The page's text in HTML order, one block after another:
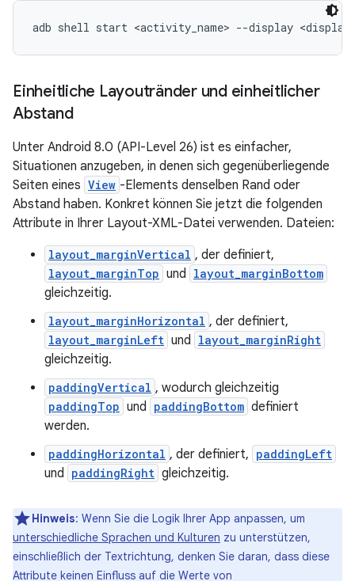
Einheitliche Layoutränder und einheitlicher
Abstand
Unter Android 8.0 (API-Level 26) ist es einfacher,
Situationen anzugeben, in denen sich gegenüberliegende
Seiten eines View -Elements denselben Rand oder
Abstand haben. Konkret können Sie jetzt die folgenden
Attribute in Ihrer Layout-XML-Datei verwenden. Dateien:
layout_marginVertical , der definiert,
layout_marginTop und layout_marginBottom
gleichzeitig.
layout_marginHorizontal , der definiert,
layout_marginLeft und layout_marginRight
gleichzeitig.
paddingVertical , wodurch gleichzeitig
paddingTop und paddingBottom definiert
werden.
paddingHorizontal , der definiert, paddingLeft
und paddingRight gleichzeitig.
Hinweis: Wenn Sie die Logik Ihrer App anpassen, um
unterschiedliche Sprachen und Kulturen zu unterstützen,
einschließlich der Textrichtung, denken Sie daran, dass diese
Attribute keinen Einfluss auf die Werte von